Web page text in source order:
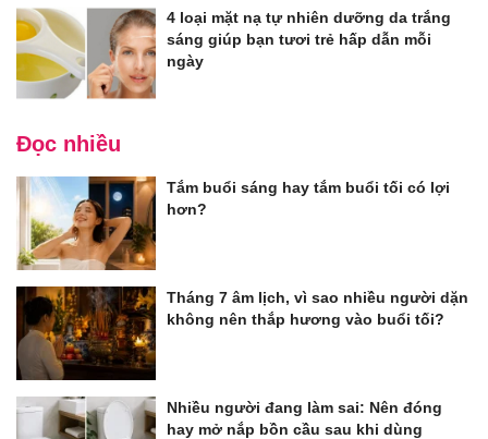
4 loại mặt nạ tự nhiên dưỡng da trắng
sáng giúp bạn tươi trẻ hấp dẫn mỗi
ngày
Đọc nhiều
Tắm buổi sáng hay tắm buổi tối có lợi
hơn?
Tháng 7 âm lịch, vì sao nhiều người dặn
không nên thắp hương vào buổi tối?
Nhiều người đang làm sai: Nên đóng
hay mở nắp bồn cầu sau khi dùng